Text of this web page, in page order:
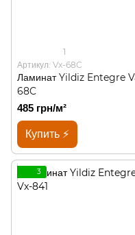
1
Артикул: Vx-68C
Ламинат Yildiz Entegre
68C
485 грн/м²
Купить ⚡
3